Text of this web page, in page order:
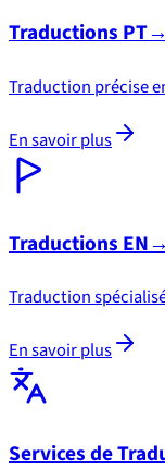
Traductions
Traduction précise
En savoir plus
Traductions
Traduction
En savoir plus
Services de